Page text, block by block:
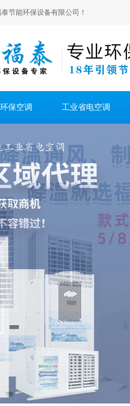
节能环保设备有限公司！
环保空调 工业省电空调